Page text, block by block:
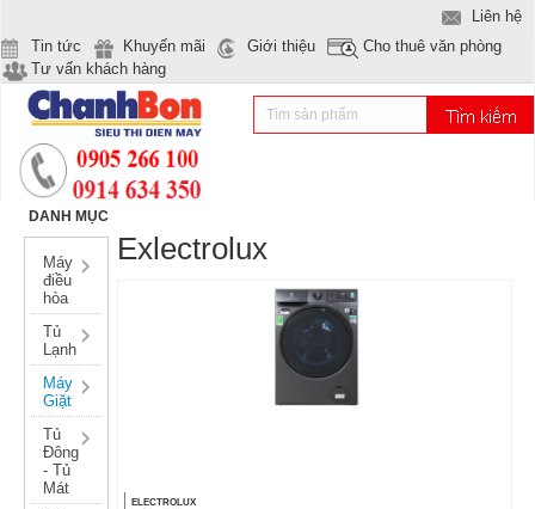
Liên hệ
Tin tức
Khuyến mãi Giới thiệu
Cho thuê văn phòng
Tư vấn khách hàng
DANH MỤC
Máy
điều
hòa
Tủ
Lạnh
Máy
Giặt
Tủ
Đông
- Tủ
Mát
Exlectrolux
ELECTROLUX